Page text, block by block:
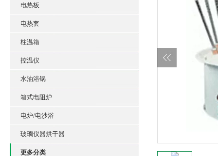
电热板
电热套
柱温箱
控温仪
水油浴锅
箱式电阻炉
电炉/电沙浴
玻璃仪器烘干器
更多分类